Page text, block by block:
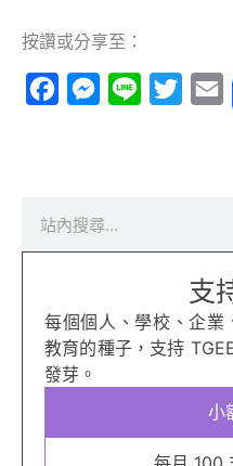
按讚或分享至：
FacebookMessenger
Line Twitter
支
每個個人、學校、企業
教育的種子，支持
發芽。
小